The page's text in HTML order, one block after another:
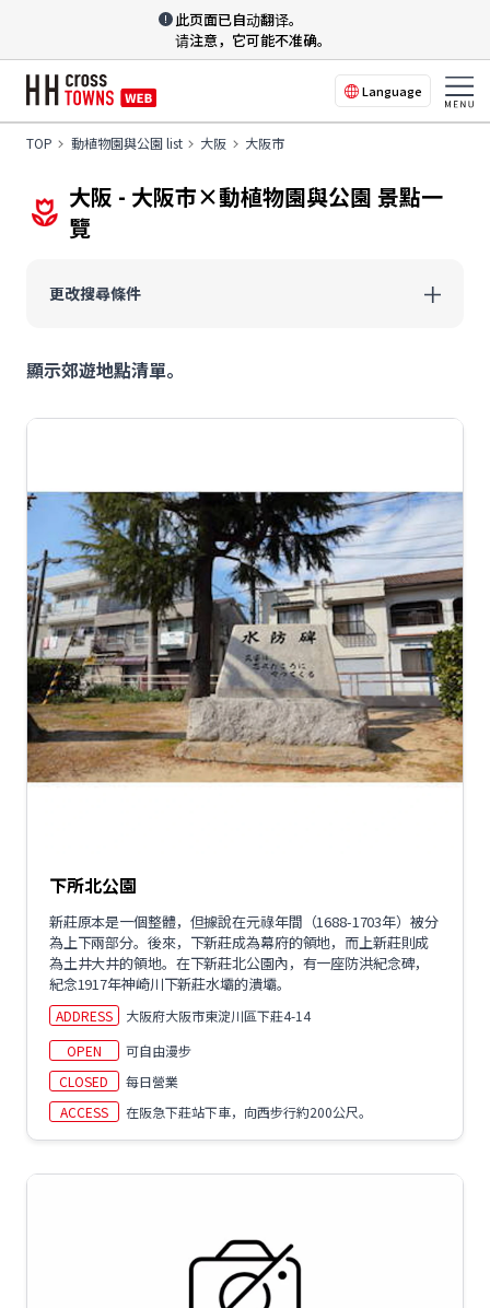
此页面已自动翻译。
请注意，它可能不准确。
Language
TOP 動植物園與公園 list 大阪 大阪市
大阪 - 大阪市×動植物園與公園 景點一
覽
更改搜尋條件
顯示郊遊地點清單。
下所北公園
新莊原本是一個整體，但據說在元祿年間（1688-1703年）被分
為上下兩部分。後來，下新莊成為幕府的領地，而上新莊則成
為土井大井的領地。在下新莊北公園內，有一座防洪紀念碑，
紀念1917年神崎川下新莊水壩的潰壩。
ADDRESS
大阪府大阪市東淀川區下莊4-14
OPEN
可自由漫步
CLOSED
每日營業
ACCESS
在阪急下莊站下車，向西步行約200公尺。